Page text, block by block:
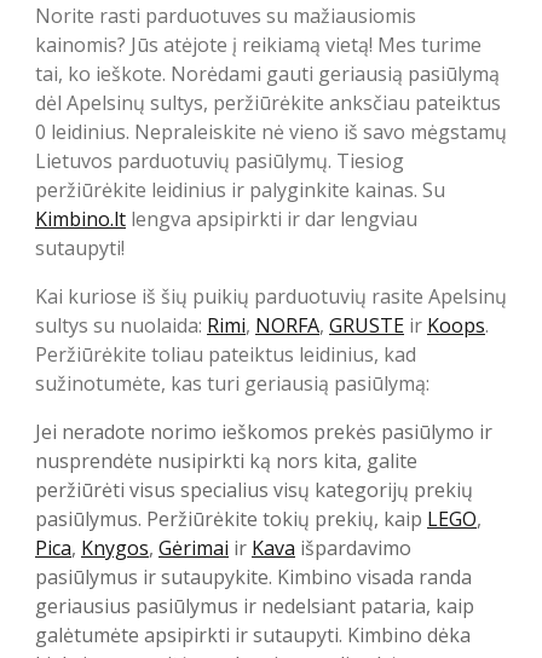
Norite rasti parduotuves su mažiausiomis
kainomis? Jūs atėjote į reikiamą vietą! Mes turime
tai, ko ieškote. Norėdami gauti geriausią pasiūlymą
dėl Apelsinų sultys, peržiūrėkite anksčiau pateiktus
0 leidinius. Nepraleiskite nė vieno iš savo mėgstamų
Lietuvos parduotuvių pasiūlymų. Tiesiog
peržiūrėkite leidinius ir palyginkite kainas. Su
Kimbino.lt lengva apsipirkti ir dar lengviau
sutaupyti!
Kai kuriose iš šių puikių parduotuvių rasite Apelsinų
sultys su nuolaida: Rimi, NORFA, GRUSTE ir Koops.
Peržiūrėkite toliau pateiktus leidinius, kad
sužinotumėte, kas turi geriausią pasiūlymą:
Jei neradote norimo ieškomos prekės pasiūlymo ir
nusprendėte nusipirkti ką nors kita, galite
peržiūrėti visus specialius visų kategorijų prekių
pasiūlymus. Peržiūrėkite tokių prekių, kaip LEGO,
Pica, Knygos, Gėrimai ir Kava išpardavimo
pasiūlymus ir sutaupykite. Kimbino visada randa
geriausius pasiūlymus ir nedelsiant pataria, kaip
galėtumėte apsipirkti ir sutaupyti. Kimbino dėka